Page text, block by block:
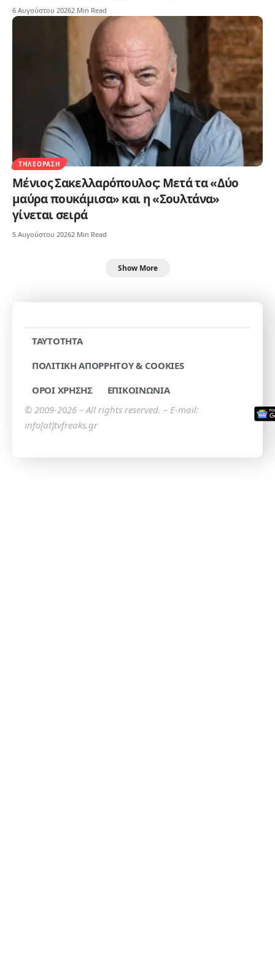
6 Αυγούστου 20262 Min Read
ΤΗΛΕΌΡΑΣΗ
Μένιος Σακελλαρόπουλος: Μετά τα «Δύο
μαύρα πουκάμισα» και η «Σουλτάνα»
γίνεται σειρά
5 Αυγούστου 20262 Min Read
Show More
TAYTOTHTA
ΠΟΛΙΤΙΚΗ ΑΠΟΡΡΗΤΟΥ & COOKIES
ΟΡΟΙ ΧΡΗΣΗΣ
ΕΠΙΚΟΙΝΩΝΙΑ
© 2009-2026 – All rights reserved. – E-mail:
info[at]tvfreaks.gr